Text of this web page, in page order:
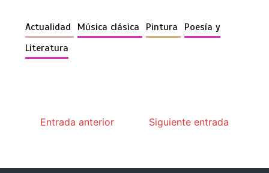
Actualidad Música clásica Pintura
Poesía y
Literatura
Entrada anterior Siguiente entrada